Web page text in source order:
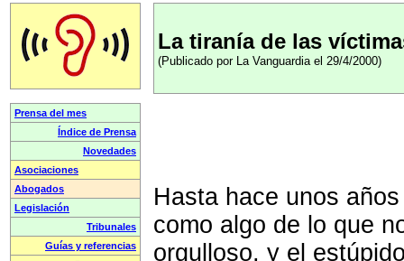
La tiranía de las
(Publicado por La Vanguardia el 29/4/2000)
Hasta hace unos
como algo de lo que
orgulloso, y el